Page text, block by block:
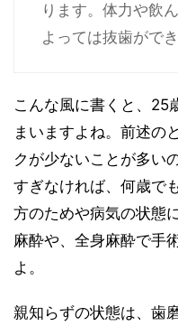
ります。体力や飲
よっては抜歯がで
こんな風に書くと、25
まいますよね。前述の
クが少ないことが多い
すぎなければ、何歳で
方のためや病気の状態
麻酔や、全身麻酔で手
よ。
親知らずの状態は、歯